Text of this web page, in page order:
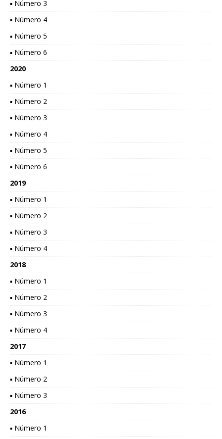
▪ Número 3
▪ Número 4
▪ Número 5
▪ Número 6
2020
▪ Número 1
▪ Número 2
▪ Número 3
▪ Número 4
▪ Número 5
▪ Número 6
2019
▪ Número 1
▪ Número 2
▪ Número 3
▪ Número 4
2018
▪ Número 1
▪ Número 2
▪ Número 3
▪ Número 4
2017
▪ Número 1
▪ Número 2
▪ Número 3
2016
▪ Número 1